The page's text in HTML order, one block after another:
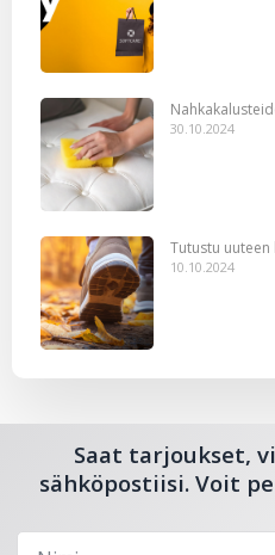
30.10.2024
Tutustu
10.10.2024
Saat tarjoukset,
sähköpostiisi. Voit